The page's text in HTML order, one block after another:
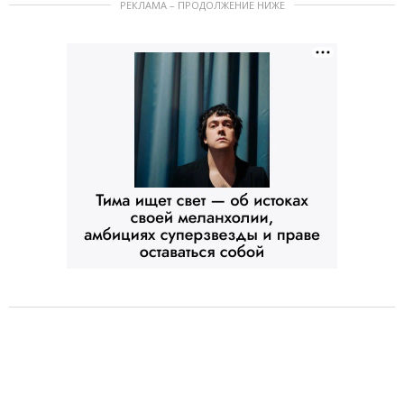
РЕКЛАМА – ПРОДОЛЖЕНИЕ НИЖЕ